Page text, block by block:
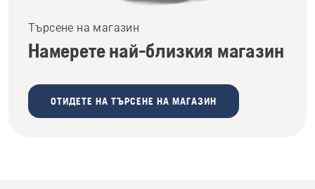
Търсене на магазин
Намерете най-близкия магазин
ОТИДЕТЕ НА ТЪРСЕНЕ НА МАГАЗИН